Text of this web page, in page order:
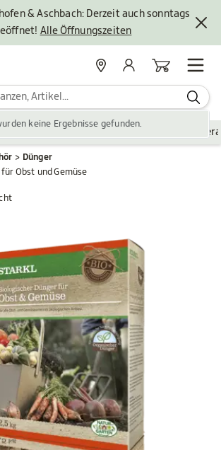
& Aschbach: Derzeit auch sonntags
Alle Öffnungszeiten
keine Ergebnisse gefunden.
StandorteMein KontoWarenkorb
Zubehör Gartengestaltung
Dünger
Obst und Gemüse